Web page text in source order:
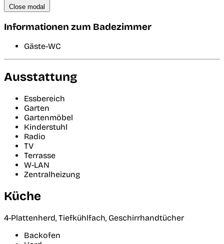
Close modal
Informationen zum Badezimmer
Gäste-WC
Ausstattung
Essbereich
Garten
Gartenmöbel
Kinderstuhl
Radio
TV
Terrasse
W-LAN
Zentralheizung
Küche
4-Plattenherd, Tiefkühlfach, Geschirrhandtücher
Backofen